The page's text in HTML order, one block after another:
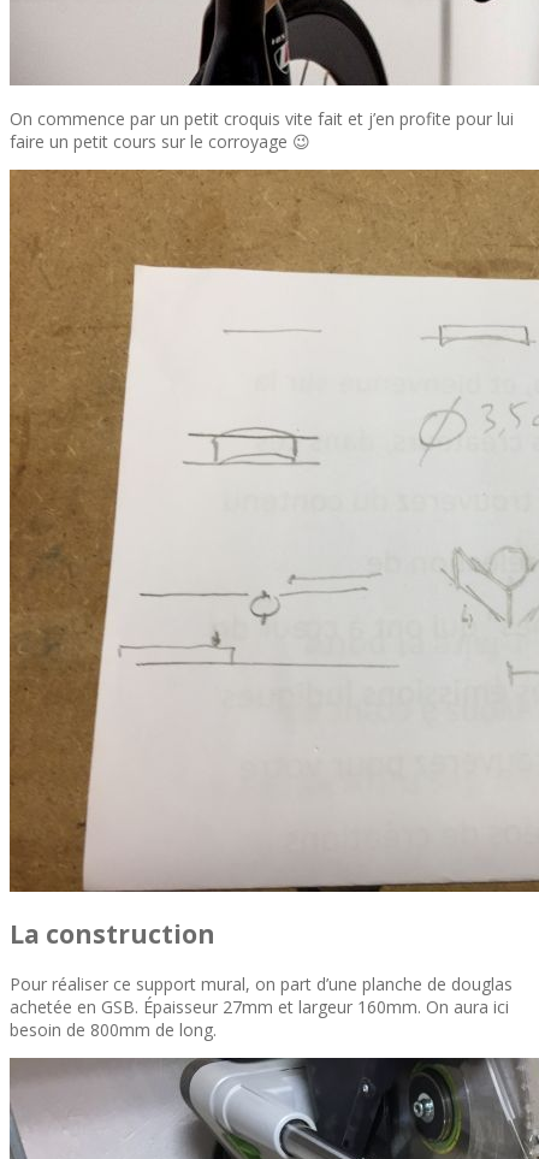
On commence par un petit croquis vite fait et j’en profite pour lui
faire un petit cours sur le corroyage 😉
La construction
Pour réaliser ce support mural, on part d’une planche de douglas
achetée en GSB. Épaisseur 27mm et largeur 160mm. On aura ici
besoin de 800mm de long.